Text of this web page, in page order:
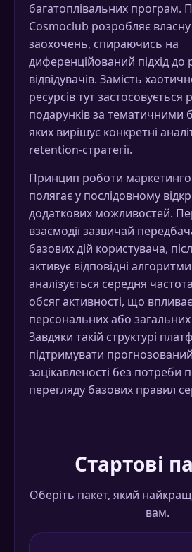
багатоплівальних програм.
Cosmoclub розробляє
заохочень, спираючись на
диференційований підхід до
відвідувачів. Замість
ресурсів тут застосовується
подарунків за тематичними
яких вирішує конкретні
retention-стратегії.
Принцип роботи
полягає у послідовному
додаткових можливостей.
взаємодії зазвичай
базових дій користувача,
активує відповідні
аналізується середня
обсяг активності, що
персональних або
Завдяки такій структурі
підтримувати
зацікавленості без потреби
перегляду базових правил
Стартові
Оберіть пакет, який
вам.